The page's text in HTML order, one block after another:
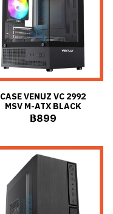
CASE VENUZ VC 2992
MSV M-ATX BLACK
฿899